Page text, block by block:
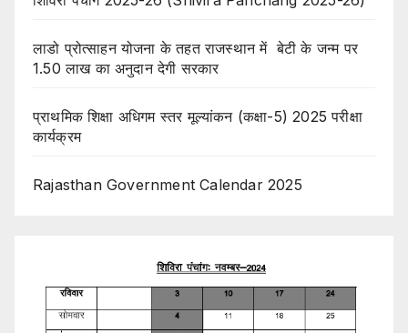
लाडो प्रोत्साहन योजना के तहत राजस्थान में बेटी के जन्म पर
1.50 लाख का अनुदान देगी सरकार
प्राथमिक शिक्षा अधिगम स्तर मूल्यांकन (कक्षा-5) 2025 परीक्षा
कार्यक्रम
Rajasthan Government Calendar 2025